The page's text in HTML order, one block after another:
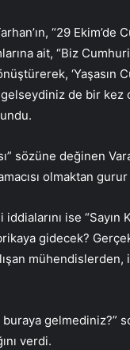
“29 Ekim’de
ait, “Biz
‘Yaşasın
gelseydiniz de bir
sözüne değinen
olmaktan
ise “Sayın
gidecek?
gelmediniz?”
verdi.